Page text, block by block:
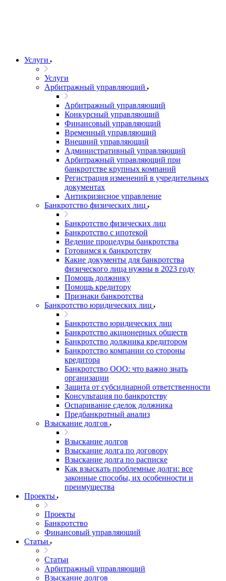
Услуги
Услуги
Арбитражный управляющий
Арбитражный управляющий
Конкурсный управляющий
Финансовый управляющий
Временный управляющий
Внешний управляющий
Административный управляющий
Арбитражный управляющий при
банкротстве крупных компаний
Регистрация изменений в учредительных
документах
Антикризисное управление
Банкротство физических лиц
Банкротство физических лиц
Банкротство с ипотекой
Ведение процедуры банкротства
Готовимся к банкротству
Какие документы для банкротства
физического лица нужны в 2023 году
Помощь должнику
Помощь кредитору
Признаки банкротства
Банкротство юридических лиц
Банкротство юридических лиц
Банкротство акционерных обществ
Банкротство должника кредитором
Банкротство компании со стороны
кредитора
Банкротство ООО: что важно знать
организации
Защита от субсидиарной ответственности
Консультация по банкротству
Оспаривание сделок должника
Предбанкротный анализ
Взыскание долгов
Взыскание долгов
Взыскание долга по договору
Взыскание долга по расписке
Как взыскать проблемные долги: все
законные способы, их особенности и
преимущества
Проекты
Проекты
Банкротство
Финансовый управляющий
Статьи
Статьи
Арбитражный управляющий
Взыскание долгов